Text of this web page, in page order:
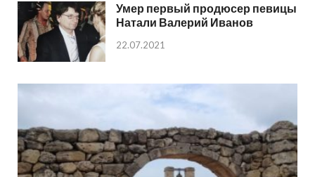
Умер первый продюсер певицы
Натали Валерий Иванов
22.07.2021